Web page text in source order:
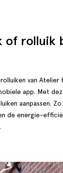
of rolluik
van Atelier
app. Met
aanpassen.
de energie-